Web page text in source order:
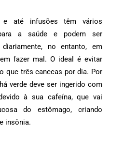
e até infusões têm vários
a saúde e podem ser
diariamente, no entanto, em
fazer mal. O ideal é evitar
que três canecas por dia. Por
verde deve ser ingerido com
à sua cafeína, que vai
do estômago, criando
insônia.